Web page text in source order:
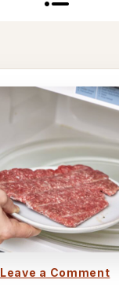
Leave a Commenton